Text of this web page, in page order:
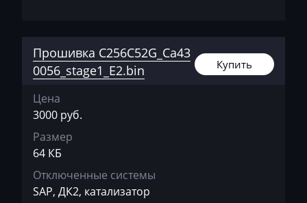
Land Rover
LDV
Lexus
Liebherr
Lifan
Прошивка C256C52G_Ca43
0056_stage1_E2.bin
Купить
Цена
3000 руб.
Размер
64 КБ
Отключенные системы
SAP, ДК2, катализатор